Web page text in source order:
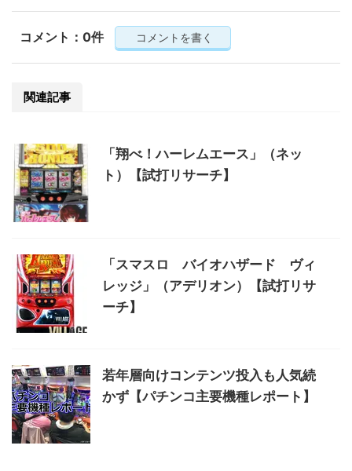
コメント：0件 コメントを書く
関連記事
「翔べ！ハーレムエース」（ネッ
ト）【試打リサーチ】
「スマスロ バイオハザード ヴィ
レッジ」（アデリオン）【試打リサ
ーチ】
若年層向けコンテンツ投入も人気続
かず【パチンコ主要機種レポート】